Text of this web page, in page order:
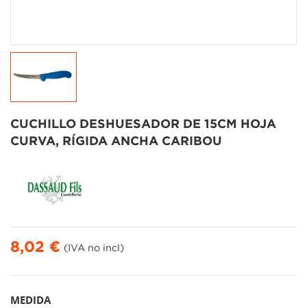
CUCHILLO DESHUESADOR DE 15CM HOJA
CURVA, RÍGIDA ANCHA CARIBOU
8,02 € (IVA no incl)
MEDIDA